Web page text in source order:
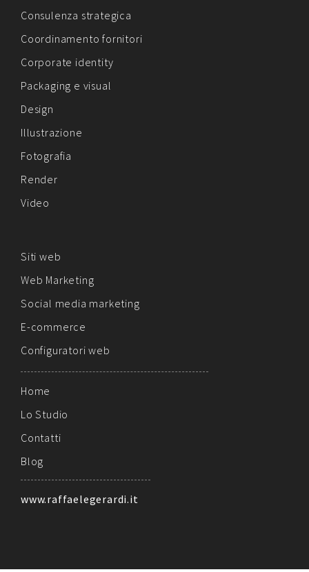
Consulenza strategica
Coordinamento fornitori
Corporate identity
Packaging e visual
Design
Illustrazione
Fotografia
Render
Video
Siti web
Web Marketing
Social media marketing
E-commerce
Configuratori web
Home
Lo Studio
Contatti
Blog
www.raffaelegerardi.it